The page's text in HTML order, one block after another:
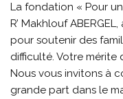
La fondation « Pour
R’ Makhlouf
pour soutenir des
difficulté. Votre mérite
Nous vous invitons à
grande part dans le